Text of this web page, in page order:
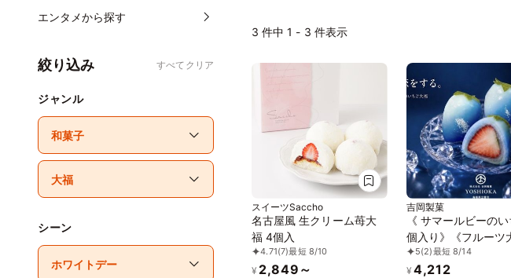
エンタメから探す
絞り込み すべてクリア
ジャンル
シーン
3 件中 1 - 3 件表示
スイーツSaccho
名古屋風 生クリーム苺大
福 4個入
4.71(7)最短 8/10
¥ 2,849～
吉岡製菓
《 サマールビーの
個入り》《フルーツ
ジュエリーボックス
ビーのいちご》
5(2)最短 8/14
¥ 4,212